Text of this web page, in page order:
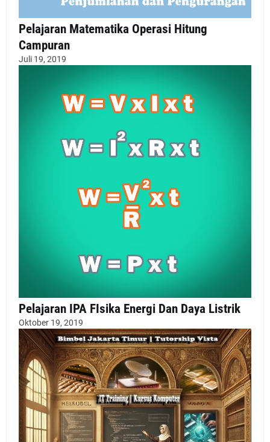
Pelajaran Matematika Operasi Hitung
Campuran
Juli 19, 2019
Pelajaran IPA FIsika Energi Dan Daya Listrik
Oktober 19, 2019